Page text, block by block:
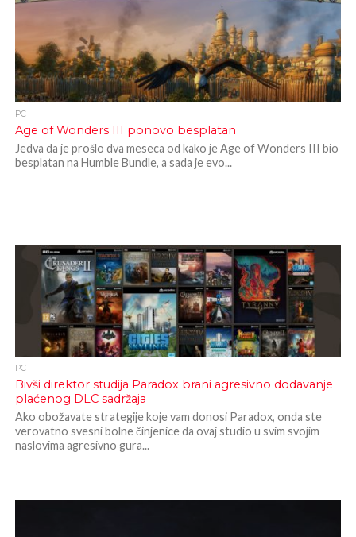
PC
Age of Wonders III ponovo besplatan
Jedva da je prošlo dva meseca od kako je Age of Wonders III bio
besplatan na Humble Bundle, a sada je evo...
PC
Bivši direktor studija Paradox brani agresivno dodavanje
plaćenog DLC sadržaja
Ako obožavate strategije koje vam donosi Paradox, onda ste
verovatno svesni bolne činjenice da ovaj studio u svim svojim
naslovima agresivno gura...